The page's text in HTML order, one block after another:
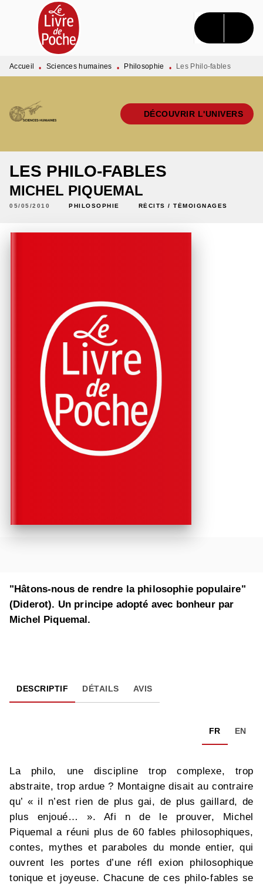
MENU RECHERCHE CONTENU
PIED DE PAGE
Accueil • Sciences humaines • Philosophie • Les Philo-fables
DÉCOUVRIR L'UNIVERS
LES PHILO-FABLES
MICHEL PIQUEMAL
05/05/2010 PHILOSOPHIE RÉCITS / TÉMOIGNAGES
"Hâtons-nous de rendre la philosophie populaire"
(Diderot). Un principe adopté avec bonheur par
Michel Piquemal.
DESCRIPTIF DÉTAILS AVIS
FR EN
La philo, une discipline trop complexe, trop
abstraite, trop ardue ? Montaigne disait au contraire
qu’ « il n’est rien de plus gai, de plus gaillard, de
plus enjoué… ». Afi n de le prouver, Michel
Piquemal a réuni plus de 60 fables philosophiques,
contes, mythes et paraboles du monde entier, qui
ouvrent les portes d’une réfl exion philosophique
tonique et joyeuse. Chacune de ces philo-fables se